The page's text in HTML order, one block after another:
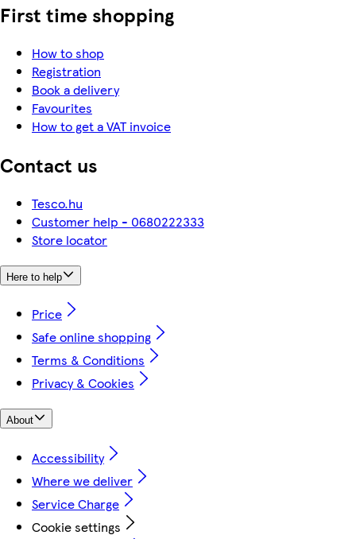
First time shopping
How to shop
Registration
Book a delivery
Favourites
How to get a VAT invoice
Contact us
Tesco.hu
Customer help - 0680222333
Store locator
Here to help
Price
Safe online shopping
Terms & Conditions
Privacy & Cookies
About
Accessibility
Where we deliver
Service Charge
Cookie settings